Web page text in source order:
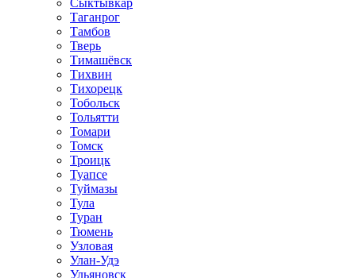
Сыктывкар
Таганрог
Тамбов
Тверь
Тимашёвск
Тихвин
Тихорецк
Тобольск
Тольятти
Томари
Томск
Троицк
Туапсе
Туймазы
Тула
Туран
Тюмень
Узловая
Улан-Удэ
Ульяновск